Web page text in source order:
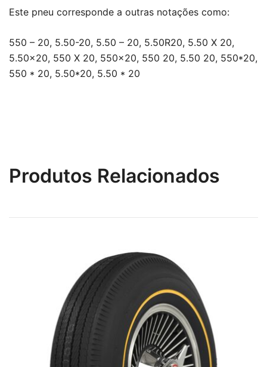
Este pneu corresponde a outras notações como:
550 – 20, 5.50-20, 5.50 – 20, 5.50R20, 5.50 X 20,
5.50×20, 550 X 20, 550×20, 550 20, 5.50 20, 550*20,
550 * 20, 5.50*20, 5.50 * 20
Produtos Relacionados